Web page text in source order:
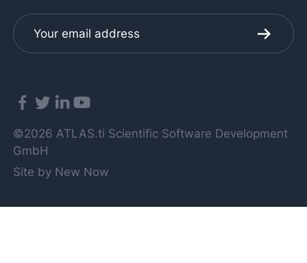
©2026 ATLAS.ti Scientific Software Development
GmbH
Site by New Now